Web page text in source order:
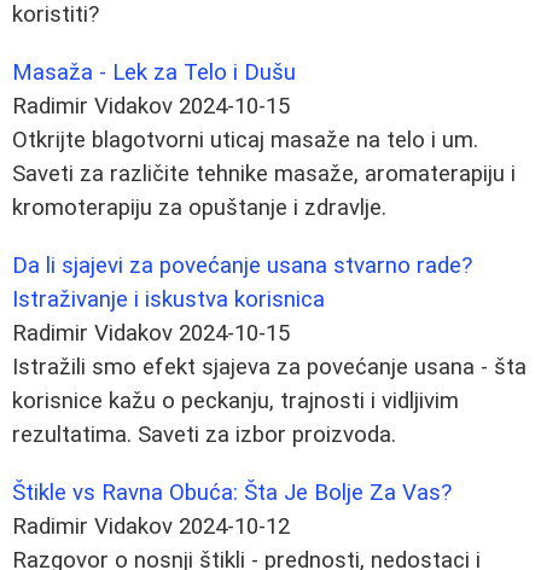
koristiti?
Masaža - Lek za Telo i Dušu
Radimir Vidakov 2024-10-15
Otkrijte blagotvorni uticaj masaže na telo i um.
Saveti za različite tehnike masaže, aromaterapiju i
kromoterapiju za opuštanje i zdravlje.
Da li sjajevi za povećanje usana stvarno rade?
Istraživanje i iskustva korisnica
Radimir Vidakov 2024-10-15
Istražili smo efekt sjajeva za povećanje usana - šta
korisnice kažu o peckanju, trajnosti i vidljivim
rezultatima. Saveti za izbor proizvoda.
Štikle vs Ravna Obuća: Šta Je Bolje Za Vas?
Radimir Vidakov 2024-10-12
Razgovor o nosnji štikli - prednosti, nedostaci i